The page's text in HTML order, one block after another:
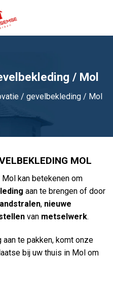
/ Mol
/ gevelbekleding / Mol
MOL
Mol kan betekenen om
aan te brengen of door
, nieuwe
van metselwerk.
te pakken, komt onze
bij uw thuis in Mol om